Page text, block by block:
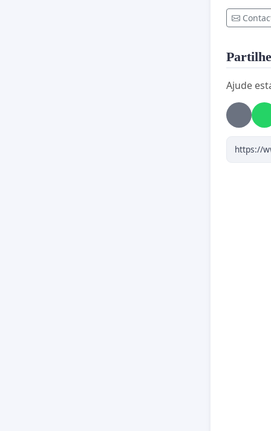
Ajude